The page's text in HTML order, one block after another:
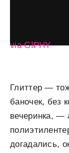
via GIPHY
Глиттер —
баночек, без
вечеринка, —
догадались,